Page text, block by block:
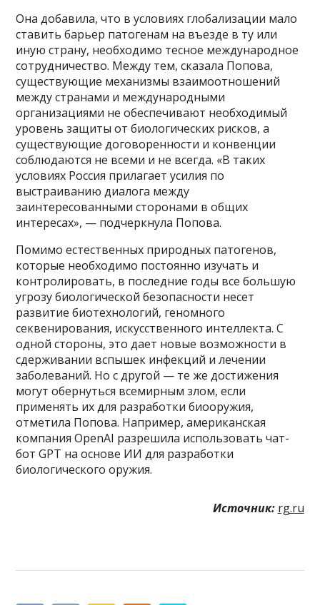
Она добавила, что в условиях глобализации мало
ставить барьер патогенам на въезде в ту или
иную страну, необходимо тесное международное
сотрудничество. Между тем, сказала Попова,
существующие механизмы взаимоотношений
между странами и международными
организациями не обеспечивают необходимый
уровень защиты от биологических рисков, а
существующие договоренности и конвенции
соблюдаются не всеми и не всегда. «В таких
условиях Россия прилагает усилия по
выстраиванию диалога между
заинтересованными сторонами в общих
интересах», — подчеркнула Попова.
Помимо естественных природных патогенов,
которые необходимо постоянно изучать и
контролировать, в последние годы все большую
угрозу биологической безопасности несет
развитие биотехнологий, геномного
секвенирования, искусственного интеллекта. С
одной стороны, это дает новые возможности в
сдерживании вспышек инфекций и лечении
заболеваний. Но с другой — те же достижения
могут обернуться всемирным злом, если
применять их для разработки биооружия,
отметила Попова. Например, американская
компания OpenAI разрешила использовать чат-
бот GPT на основе ИИ для разработки
биологического оружия.
Источник: rg.ru